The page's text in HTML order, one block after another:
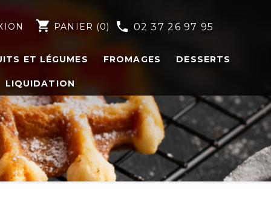
shopping_cart PANIER (0) phone 02 37 26 97 95
ET LÉGUMES FROMAGES DESSERTS
LIQUIDATION